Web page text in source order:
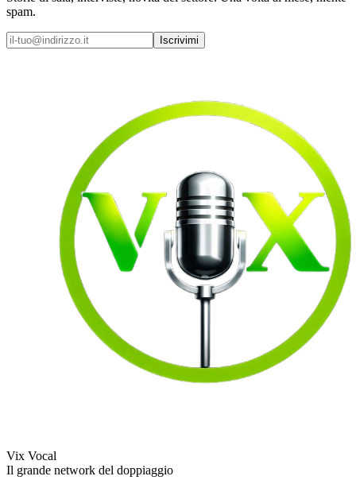
spam.
Iscrivimi
Vix Vocal
Il grande network del doppiaggio